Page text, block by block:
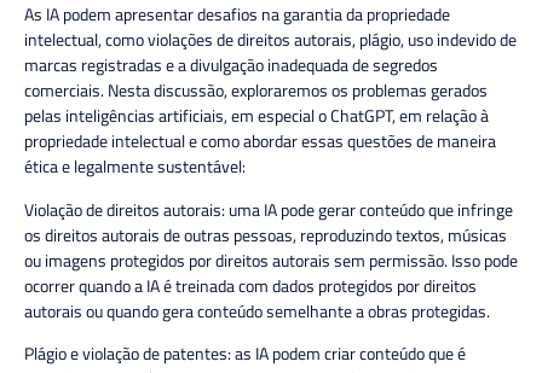
As IA podem apresentar desafios na garantia da propriedade
intelectual, como violações dedireitos autorais, plágio, uso indevido de
marcas registradas e a divulgação inadequada de segredos
comerciais. Nesta discussão, exploraremos os problemas gerados
pelas inteligências artificiais, em especial o ChatGPT, em relação à
propriedade intelectual e como abordar essas questões de maneira
ética e legalmente sustentável:
Violação de direitos autorais:uma IA pode gerar conteúdo que infringe
os direitos autorais de outras pessoas, reproduzindo textos, músicas
ou imagens protegidos por direitos autorais sem permissão. Isso pode
ocorrer quando a IA é treinada com dados protegidos por direitos
autorais ou quando gera conteúdo semelhante a obras protegidas.
Plágio e violação de patentes:as IA podem criar conteúdo que é